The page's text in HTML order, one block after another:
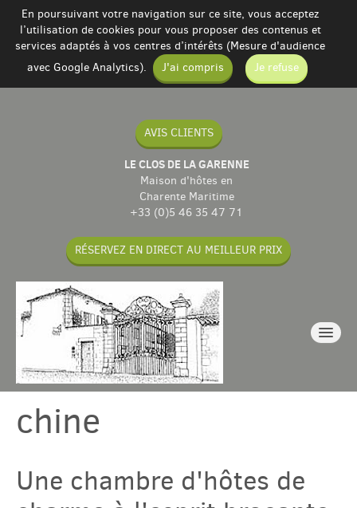
En poursuivant votre navigation sur ce site, vous acceptez
l’utilisation de cookies pour vous proposer des contenus et
services adaptés à vos centres d’intérêts (Mesure d'audience
avec Google Analytics).
J'ai compris Je refuse
AVIS CLIENTS
LE CLOS DE LA GARENNE
Maison d'hôtes en
Charente Maritime
+33 (0)5 46 35 47 71
RÉSERVEZ EN DIRECT AU MEILLEUR PRIX
Chambres & table
chine
Une chambre d'hôtes de